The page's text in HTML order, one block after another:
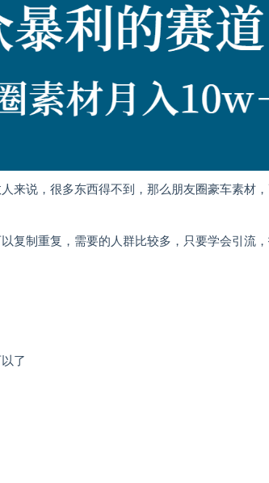
来说，很多东西得不到，那么朋友圈豪车素材
复制重复，需要的人群比较多，只要学会引流
了